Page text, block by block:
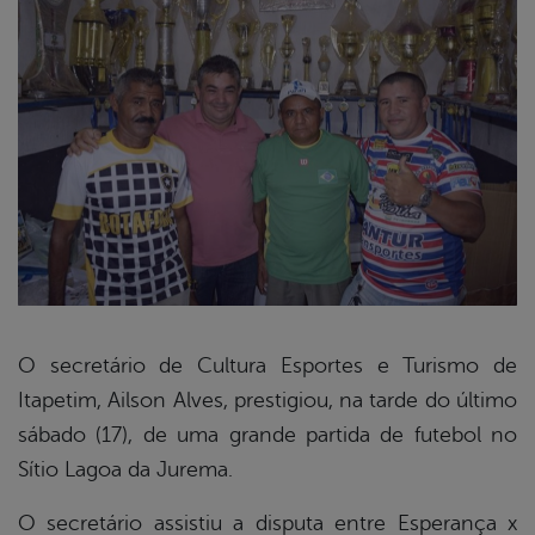
O secretário de Cultura Esportes e Turismo de
Itapetim, Ailson Alves, prestigiou, na tarde do último
sábado (17), de uma grande partida de futebol no
Sítio Lagoa da Jurema.
O secretário assistiu a disputa entre Esperança x